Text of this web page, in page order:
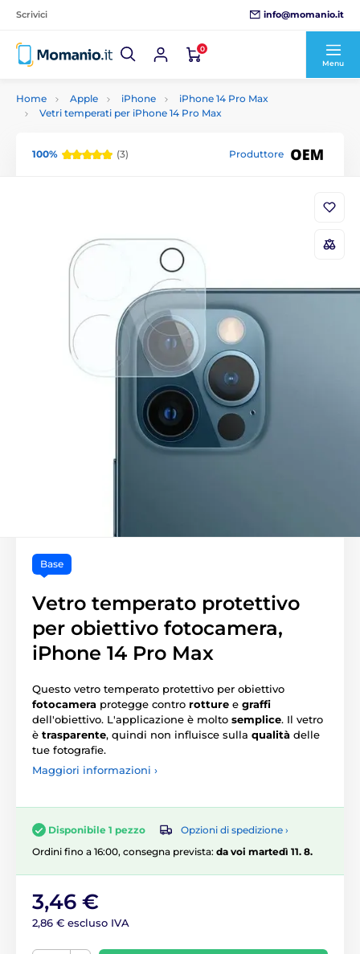
Scrivici info@momanio.it
0
Menu
Home Apple iPhone
iPhone 14 Pro Max
Vetri temperati per iPhone 14 Pro Max
100% (3) Produttore
Base
Vetro temperato protettivo
per obiettivo fotocamera,
iPhone 14 Pro Max
Questo vetro temperato protettivo per obiettivo
fotocamera protegge contro rotture e graffi
dell'obiettivo. L'applicazione è molto semplice. Il vetro
è trasparente, quindi non influisce sulla qualità delle
tue fotografie.
Maggiori informazioni ›
Disponibile 1 pezzo
Opzioni di spedizione ›
Ordini fino a 16:00, consegna prevista: da voi martedì 11. 8.
3,46 €
2,86 € escluso IVA